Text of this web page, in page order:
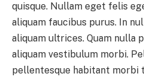
quisque. Nullam eget felis
aliquam faucibus purus. In
aliquam ultrices. Quam nulla
aliquam vestibulum morbi.
pellentesque habitant morbi